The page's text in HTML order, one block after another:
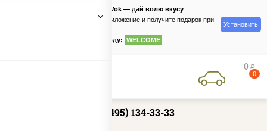
PizzaSushiWok — дай волю вкусу
Скачайте приложение и получите подарок при
по промокоду: WELCOME
Установить
0 руб
0
+7 (495) 134-33-33